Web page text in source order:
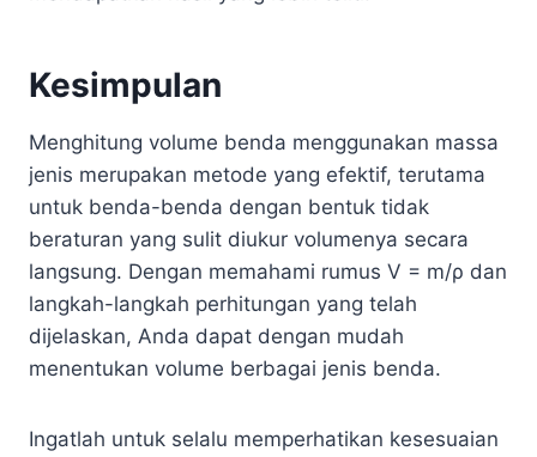
Kesimpulan
Menghitung volume benda menggunakan massa
jenis merupakan metode yang efektif, terutama
untuk benda-benda dengan bentuk tidak
beraturan yang sulit diukur volumenya secara
langsung. Dengan memahami rumus V = m/ρ dan
langkah-langkah perhitungan yang telah
dijelaskan, Anda dapat dengan mudah
menentukan volume berbagai jenis benda.
Ingatlah untuk selalu memperhatikan kesesuaian